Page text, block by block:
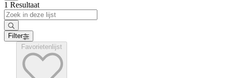
1 Resultaat
Filter